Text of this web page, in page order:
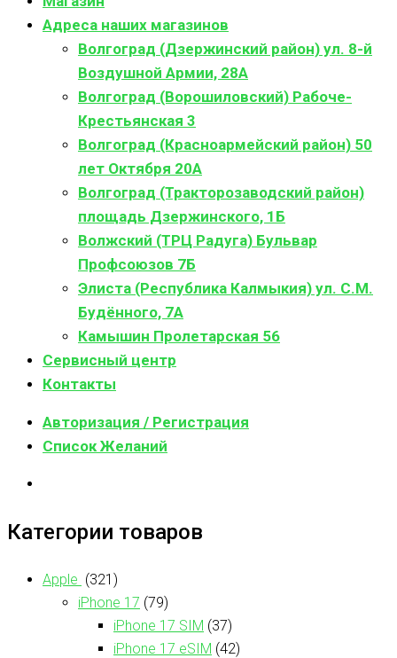
Адреса наших магазинов
Волгоград (Дзержинский район) ул. 8-й
Воздушной Армии, 28А
Волгоград (Ворошиловский) Рабоче-
Крестьянская 3
Волгоград (Красноармейский район) 50
лет Октября 20А
Волгоград (Тракторозаводский район)
площадь Дзержинского, 1Б
Волжский (ТРЦ Радуга) Бульвар
Профсоюзов 7Б
Элиста (Республика Калмыкия) ул. С.М.
Будённого, 7А
Камышин Пролетарская 56
Сервисный центр
Контакты
Авторизация / Регистрация
Список Желаний
Категории товаров
Apple (321)
iPhone 17 (79)
iPhone 17 SIM (37)
iPhone 17 eSIM (42)